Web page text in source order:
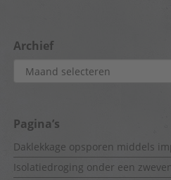
Archief
Archief
Pagina’s
Daklekkage opsporen middels
Isolatiedroging onder een